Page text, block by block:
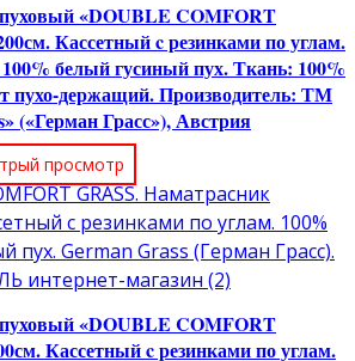
«DOUBLE COMFORT
Кассетный c резинками по углам.
белый гусиный пух. Ткань: 100%
пухо-держащий. Производитель: ТМ
(«Герман Грасс»), Австрия
просмотр
«DOUBLE COMFORT
Кассетный c резинками по углам.